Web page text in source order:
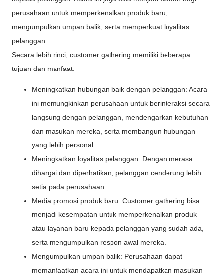
perusahaan untuk memperkenalkan produk baru,
mengumpulkan umpan balik, serta memperkuat loyalitas
pelanggan.
Secara lebih rinci, customer gathering memiliki beberapa
tujuan dan manfaat:
Meningkatkan hubungan baik dengan pelanggan: Acara
ini memungkinkan perusahaan untuk berinteraksi secara
langsung dengan pelanggan, mendengarkan kebutuhan
dan masukan mereka, serta membangun hubungan
yang lebih personal.
Meningkatkan loyalitas pelanggan: Dengan merasa
dihargai dan diperhatikan, pelanggan cenderung lebih
setia pada perusahaan.
Media promosi produk baru: Customer gathering bisa
menjadi kesempatan untuk memperkenalkan produk
atau layanan baru kepada pelanggan yang sudah ada,
serta mengumpulkan respon awal mereka.
Mengumpulkan umpan balik: Perusahaan dapat
memanfaatkan acara ini untuk mendapatkan masukan